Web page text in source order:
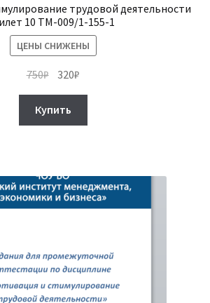
трудовой деятельности
10 ТМ-009/1-155-1
ЦЕНЫ СНИЖЕНЫ
750₽ Первоначальная
составляла
750₽.
320₽
Купить